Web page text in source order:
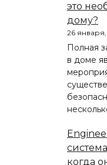
это
дому?
26
Полная
в доме
когда